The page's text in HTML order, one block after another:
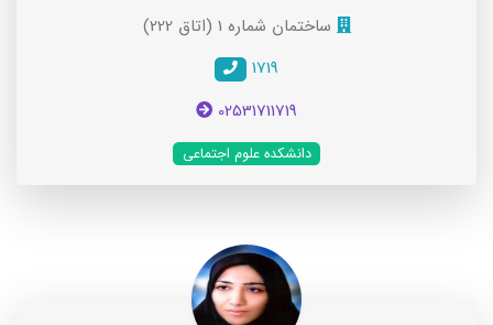
ساختمان شماره 1 (اتاق 222)
1719
02531711719
دانشکده علوم اجتماعی